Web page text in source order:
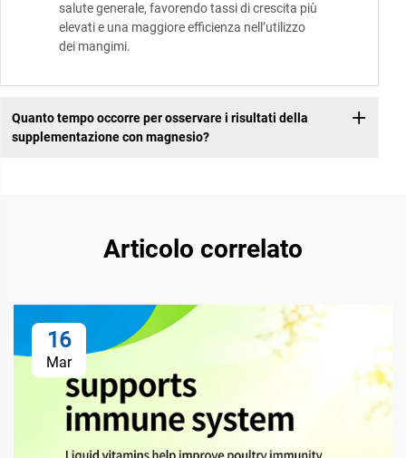
salute generale, favorendo tassi di crescita più
elevati e una maggiore efficienza nell’utilizzo
dei mangimi.
Quanto tempo occorre per osservare i risultati della
supplementazione con magnesio?
Articolo correlato
16
Mar